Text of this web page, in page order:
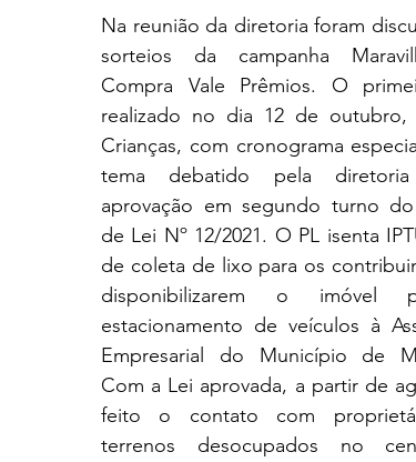
Na reunião da diretoria foram
sorteios da campanha
Compra Vale Prêmios. O
realizado no dia 12 de outubro,
Crianças, com cronograma
tema debatido pela
aprovação em segundo turno
de Lei Nº 12/2021. O PL isenta
de coleta de lixo para os
disponibilizarem o imóvel
estacionamento de veículos à
Empresarial do Município de
Com a Lei aprovada, a partir de
feito o contato com
terrenos desocupados no